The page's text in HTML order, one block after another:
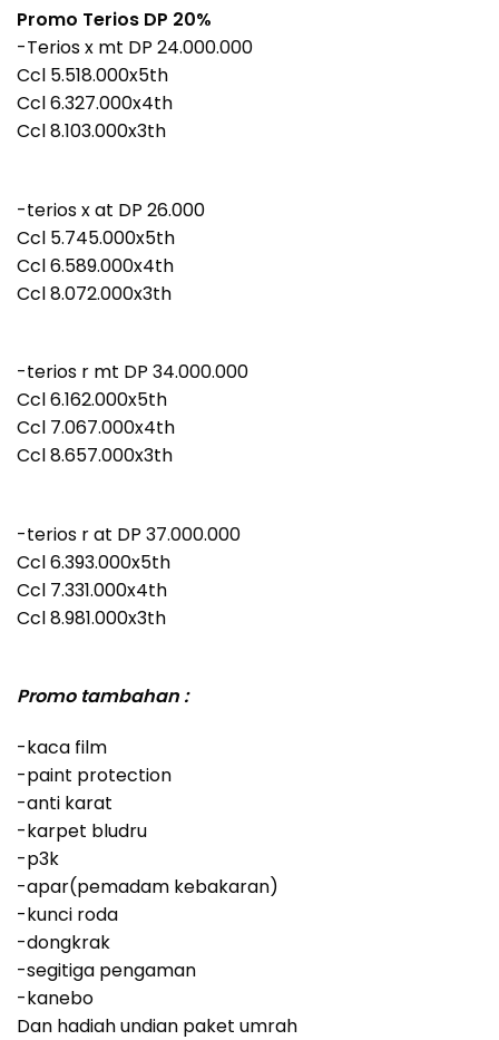
Promo Terios DP 20%
-Terios x mt DP 24.000.000
Ccl 5.518.000x5th
Ccl 6.327.000x4th
Ccl 8.103.000x3th
-terios x at DP 26.000
Ccl 5.745.000x5th
Ccl 6.589.000x4th
Ccl 8.072.000x3th
-terios r mt DP 34.000.000
Ccl 6.162.000x5th
Ccl 7.067.000x4th
Ccl 8.657.000x3th
-terios r at DP 37.000.000
Ccl 6.393.000x5th
Ccl 7.331.000x4th
Ccl 8.981.000x3th
Promo tambahan :
-kaca film
-paint protection
-anti karat
-karpet bludru
-p3k
-apar(pemadam kebakaran)
-kunci roda
-dongkrak
-segitiga pengaman
-kanebo
Dan hadiah undian paket umrah